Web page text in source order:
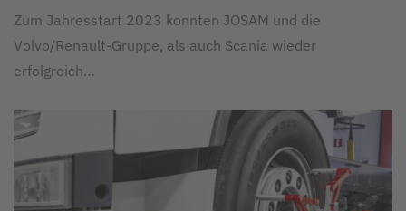
Zum Jahresstart 2023 konnten JOSAM und die
Volvo/Renault-Gruppe, als auch Scania wieder
erfolgreich…